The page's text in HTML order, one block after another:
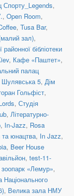
Спорту_Legends,
, Open Room,
, Tusa Bar,
зал),
бібліотеки
, Кафе «Паштет»,
палац
Шулявська 5, Дім
Гольфіст,
, Студія
, Літературно-
, In-Jazz, Rosa
та юнацтва, In Jazz,
, Beer House
, test-11-
зоопарк «Лемур»,
Національного
, Велика зала НМУ